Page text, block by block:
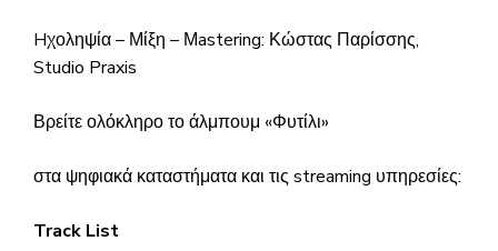
Hχοληψία – Μίξη – Μastering: Κώστας Παρίσσης,
Studio Praxis
Βρείτε ολόκληρο το άλμπουμ «Φυτίλι»
στα ψηφιακά καταστήματα και τις streaming υπηρεσίες:
Track List